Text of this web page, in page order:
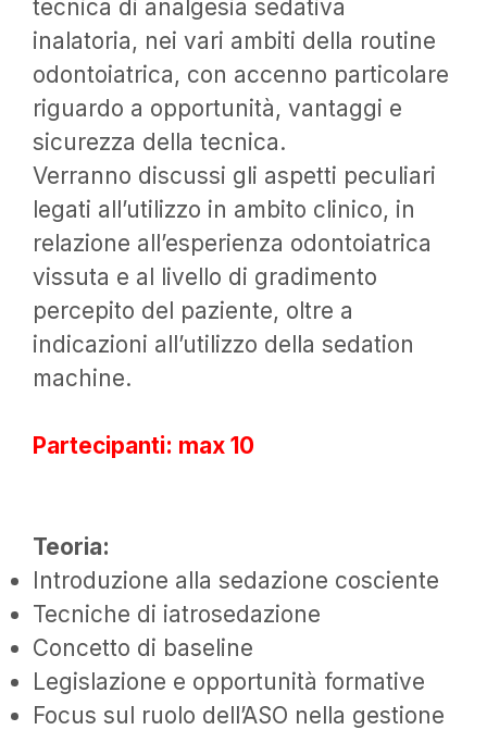
tecnica di analgesia sedativa
inalatoria, nei vari ambiti della routine
odontoiatrica, con accenno particolare
riguardo a opportunità, vantaggi e
sicurezza della tecnica.
Verranno discussi gli aspetti peculiari
legati all’utilizzo in ambito clinico, in
relazione all’esperienza odontoiatrica
vissuta e al livello di gradimento
percepito del paziente, oltre a
indicazioni all’utilizzo della sedation
machine.
Partecipanti: max 10
Teoria:
Introduzione alla sedazione cosciente
Tecniche di iatrosedazione
Concetto di baseline
Legislazione e opportunità formative
Focus sul ruolo dell’ASO nella gestione